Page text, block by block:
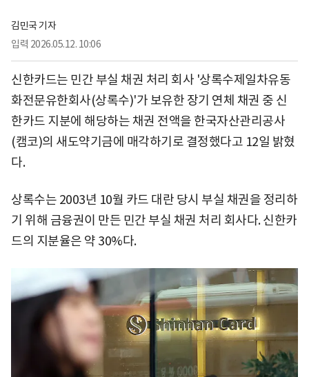
김민국 기자
입력 2026.05.12. 10:06
신한카드는 민간 부실 채권 처리 회사 '상록수제일차유동
화전문유한회사(상록수)'가 보유한 장기 연체 채권 중 신
한카드 지분에 해당하는 채권 전액을 한국자산관리공사
(캠코)의 새도약기금에 매각하기로 결정했다고 12일 밝혔
다.
상록수는 2003년 10월 카드 대란 당시 부실 채권을 정리하
기 위해 금융권이 만든 민간 부실 채권 처리 회사다. 신한카
드의 지분율은 약 30%다.